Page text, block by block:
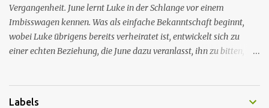
des versprochenen Scrabble-Spiels fragt June Fred nach der
Bedeutung des lat...
Vergangenheit. June lernt Luke in der Schlange vor einem
Imbisswagen kennen. Was als einfache Bekanntschaft beginnt,
wobei Luke übrigens bereits verheiratet ist, entwickelt sich zu
einer echten Beziehung, die June dazu veranlasst, ihn zu bitten,
Labels